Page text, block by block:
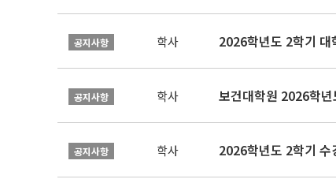
공지사항 학사 2026학년도 2학기 대
공지사항 학사 보건대학원 2026학
공지사항 학사 2026학년도 2학기 수